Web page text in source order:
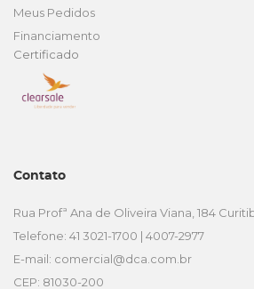
Meus Pedidos
Financiamento
Certificado
Contato
Rua Profª Ana de Oliveira Viana, 184
Telefone: 41 3021-1700 | 4007-2977
E-mail: comercial@dca.com.br
CEP: 81030-200